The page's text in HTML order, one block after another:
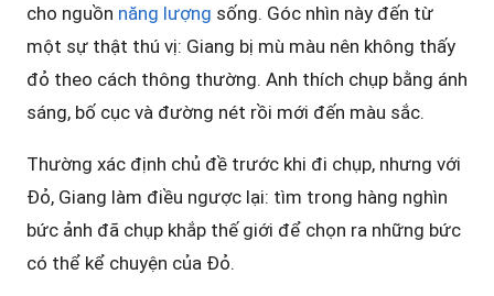
cho nguồn năng lượng sống. Góc nhìn này đến từ
một sự thật thú vị: Giang bị mù màu nên không thấy
đỏ theo cách thông thường. Anh thích chụp bằng ánh
sáng, bố cục và đường nét rồi mới đến màu sắc.
Thường xác định chủ đề trước khi đi chụp, nhưng với
Đỏ, Giang làm điều ngược lại: tìm trong hàng nghìn
bức ảnh đã chụp khắp thế giới để chọn ra những bức
có thể kể chuyện của Đỏ.